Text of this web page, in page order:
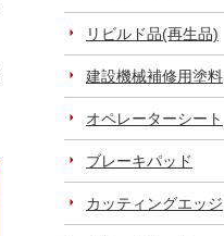
リビルド品(再生品)
建設機械補修用塗料
オペレーターシート
ブレーキパッド
カッティングエッジ